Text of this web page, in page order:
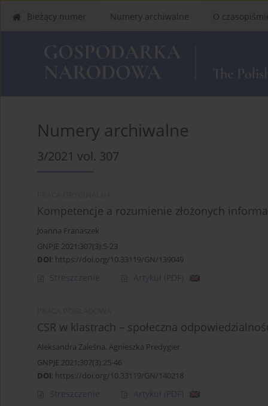
Bieżący numer Numery archiwalne O
Numery archiwalne
3/2021 vol. 307
Kompetencje a rozumienie złożonych
Joanna Franaszek
GNPJE 2021;307(3):5-23
DOI: https://doi.org/10.33119/GN/139049
Streszczenie Artykuł (PDF)
CSR w klastrach – społeczna
Aleksandra Zaleśna, Agnieszka Predygier
GNPJE 2021;307(3):25-46
DOI: https://doi.org/10.33119/GN/140218
Streszczenie Artykuł (PDF)